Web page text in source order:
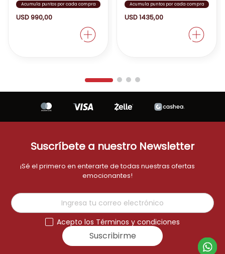
Acumula puntos por cada compra
USD990,00
Acumula puntos por cada compra
USD1435,00
Suscríbete a nuestro Newsletter
¡Sé el primero en enterarte de todas nuestras ofertas
emocionantes!
Acepto los Términos y condiciones
Suscribirme